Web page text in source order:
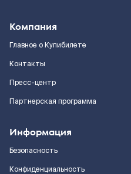
Компания
Главное о Купибилете
Контакты
Пресс-центр
Партнерская программа
Информация
Безопасность
Конфиденциальность